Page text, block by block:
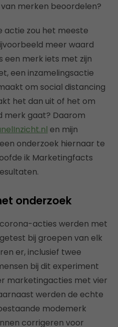
merken beoordelen?
actie zou het meeste
meer waard
een merk iets met zijn
een inzamelingsactie
om social distancing
het dan uit of het om
merk gaat? Daarom
en mijn
onderzoek hiernaar te
ik Marketingfacts
onderzoek
acties werden met
bij groepen van elk
er, inclusief twee
bij dit experiment
marketingacties met vier
werden de echte
modemerk
corrigeren voor